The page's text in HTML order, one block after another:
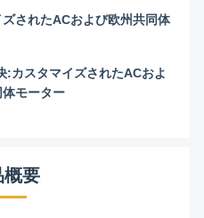
されたACおよび欧州共同体
:カスタマイズされたACおよ
モーター
概要